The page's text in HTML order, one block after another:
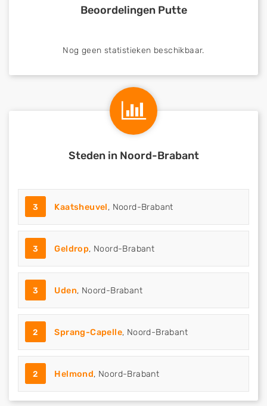
Beoordelingen Putte
Nog geen statistieken beschikbaar.
Steden in Noord-Brabant
3 Kaatsheuvel, Noord-Brabant
3 Geldrop, Noord-Brabant
3 Uden, Noord-Brabant
2 Sprang-Capelle, Noord-Brabant
2 Helmond, Noord-Brabant